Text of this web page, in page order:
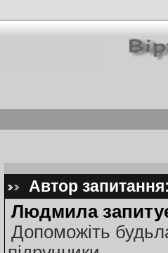
Автор
Людмила
Допоможіть